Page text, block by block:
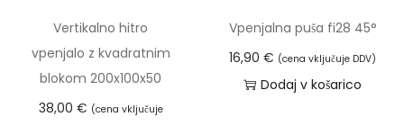
o
l
i
č
Vertikalno hitro
vpenjalo z kvadratnim
blokom 200x100x50
38,00 € (cena vključuje
Vpenjalna puša fi28 45°
16,90€ (cena vključuje DDV)
Dodaj v košarico